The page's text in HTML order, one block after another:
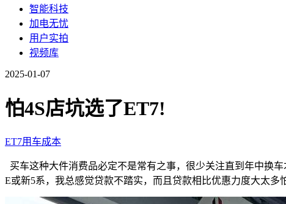
智能科技
加电无忧
用户实拍
视频库
2025-01-07
怕4S店坑选了ET7!
ET7用车成本
买车这种大件消费品必定不是常有之事，很少关注直到年中换
E或新5系，我总感觉贷款不踏实，而且贷款相比优惠力度大太